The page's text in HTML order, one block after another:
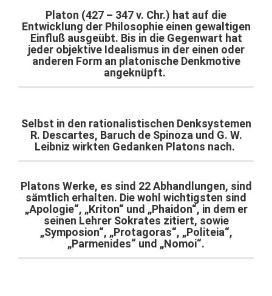
Platon (427 – 347 v. Chr.) hat auf die
Entwicklung der Philosophie einen gewaltigen
Einfluß ausgeübt. Bis in die Gegenwart hat
jeder objektive Idealismus in der einen oder
anderen Form an platonische Denkmotive
angeknüpft.
Selbst in den rationalistischen Denksystemen
R. Descartes, Baruch de Spinoza und G. W.
Leibniz wirkten Gedanken Platons nach.
Platons Werke, es sind 22 Abhandlungen, sind
sämtlich erhalten. Die wohl wichtigsten sind
„Apologie“, „Kriton“ und „Phaidon“, in dem er
seinen Lehrer Sokrates zitiert, sowie
„Symposion“, „Protagoras“, „Politeia“,
„Parmenides“ und „Nomoi“.